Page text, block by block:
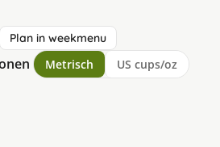
Plan in weekmenu
Metrisch US cups/oz